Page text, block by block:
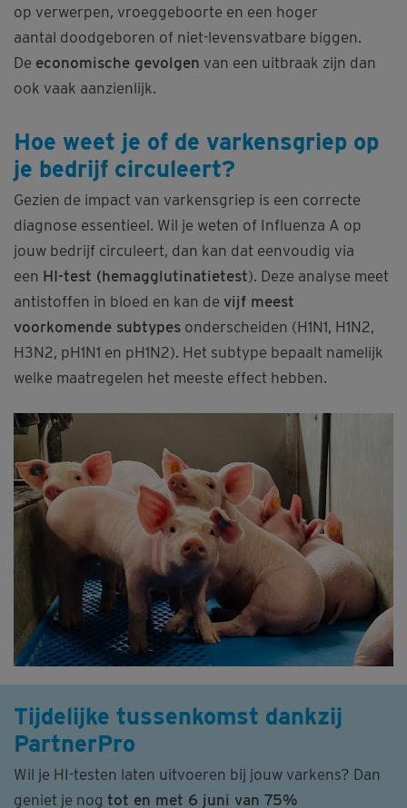
op verwerpen, vroeggeboorte en een hoger
aantal doodgeboren of niet-levensvatbare biggen.
De economische gevolgen van een uitbraak zijn dan
ook vaak aanzienlijk.
Hoe weet je of de varkensgriep op
je bedrijf circuleert?
Gezien de impact van varkensgriep is een correcte
diagnose essentieel. Wil je weten of Influenza A op
jouw bedrijf circuleert, dan kan dat eenvoudig via
een HI-test (hemagglutinatietest). Deze analyse meet
antistoffen in bloed en kan de vijf meest
voorkomende subtypes onderscheiden (H1N1, H1N2,
H3N2, pH1N1 en pH1N2). Het subtype bepaalt namelijk
welke maatregelen het meeste effect hebben.
Tijdelijke tussenkomst dankzij
PartnerPro
Wil je HI-testen laten uitvoeren bij jouw varkens? Dan
geniet je nog tot en met 6 juni van 75%